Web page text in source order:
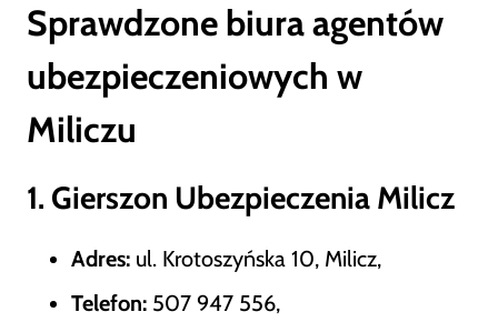
Sprawdzone biura agentów
ubezpieczeniowych w
Miliczu
1. Gierszon Ubezpieczenia Milicz
Adres: ul. Krotoszyńska 10, Milicz,
Telefon: 507 947 556,